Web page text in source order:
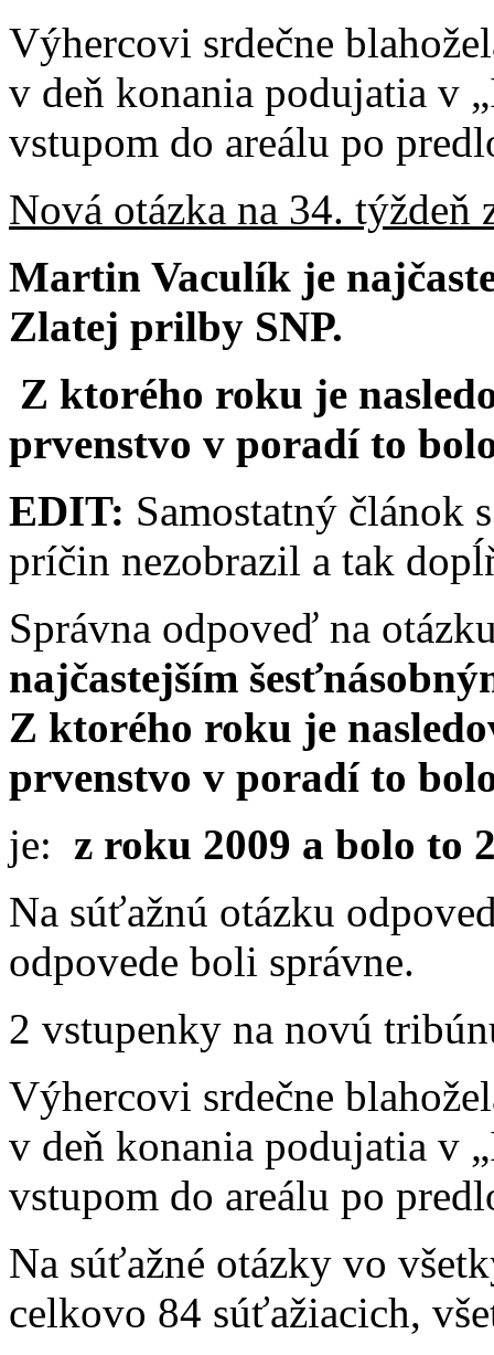
Výhercovi srdečne
v deň konania podujatia v
vstupom do areálu po
Nová otázka na 34. týždeň
Martin Vaculík je
Zlatej prilby SNP.
Z ktorého roku je
prvenstvo v poradí to
EDIT: Samostatný článok
príčin nezobrazil a tak
Správna odpoveď na
najčastejším
Z ktorého roku je
prvenstvo v poradí to
je: z roku 2009 a bolo to
Na súťažnú otázku
odpovede boli správne.
2 vstupenky na novú
Výhercovi srdečne
v deň konania podujatia v
vstupom do areálu po
Na súťažné otázky vo
celkovo 84 súťažiacich,